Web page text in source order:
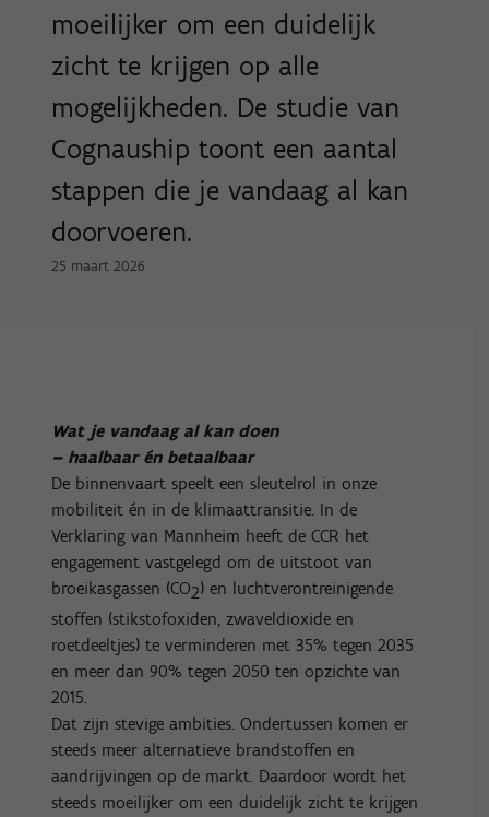
moeilijker om een duidelijk
zicht te krijgen op alle
mogelijkheden. De studie van
Cognauship toont een aantal
stappen die je vandaag al kan
doorvoeren.
25 maart 2026
Wat je vandaag al kan doen
– haalbaar én betaalbaar
De binnenvaart speelt een sleutelrol in onze
mobiliteit én in de klimaattransitie. In de
Verklaring van Mannheim heeft de CCR het
engagement vastgelegd om de uitstoot van
broeikasgassen (CO2) en luchtverontreinigende
stoffen (stikstofoxiden, zwaveldioxide en
roetdeeltjes) te verminderen met 35% tegen 2035
en meer dan 90% tegen 2050 ten opzichte van
2015.
Dat zijn stevige ambities. Ondertussen komen er
steeds meer alternatieve brandstoffen en
aandrijvingen op de markt. Daardoor wordt het
steeds moeilijker om een duidelijk zicht te krijgen